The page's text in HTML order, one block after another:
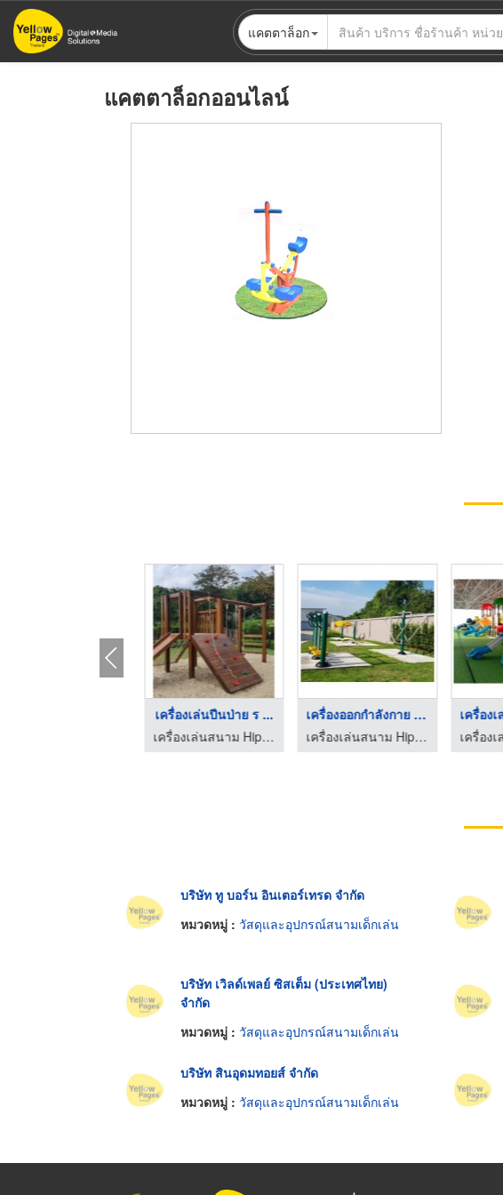
ข้าม
ไป
แคตตาล็อก
แคตตาล็อกออนไลน์
เครื่องเล่นปีนป่าย ร ...
เครื่องเล่นสนาม Hippo Playground
เครื่องออกกำลังกาย ร ...
เครื่องเล่นสนาม Hippo Playground
บริษัท ทู บอร์น อินเตอร์เทรด จำกัด
หมวดหมู่ : วัสดุและอุปกรณ์สนามเด็กเล่น
บริษัท เวิลด์เพลย์ ซิสเต็ม (ประเทศไทย)
จำกัด
หมวดหมู่ : วัสดุและอุปกรณ์สนามเด็กเล่น
บริษัท สินอุดมทอยส์ จำกัด
หมวดหมู่ : วัสดุและอุปกรณ์สนามเด็กเล่น